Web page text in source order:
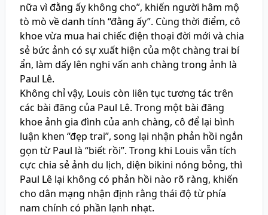
nữa vì đằng ấy không cho”, khiến người hâm mộ
tò mò về danh tính “đằng ấy”. Cùng thời điểm, cô
khoe vừa mua hai chiếc điện thoại đời mới và chia
sẻ bức ảnh có sự xuất hiện của một chàng trai bí
ẩn, làm dấy lên nghi vấn anh chàng trong ảnh là
Paul Lê.
Không chỉ vậy, Louis còn liên tục tương tác trên
các bài đăng của Paul Lê. Trong một bài đăng
khoe ảnh gia đình của anh chàng, cô để lại bình
luận khen “đẹp trai”, song lại nhận phản hồi ngắn
gọn từ Paul là “biết rồi”. Trong khi Louis vẫn tích
cực chia sẻ ảnh du lịch, diện bikini nóng bỏng, thì
Paul Lê lại không có phản hồi nào rõ ràng, khiến
cho dân mạng nhận định rằng thái độ từ phía
nam chính có phần lạnh nhạt.